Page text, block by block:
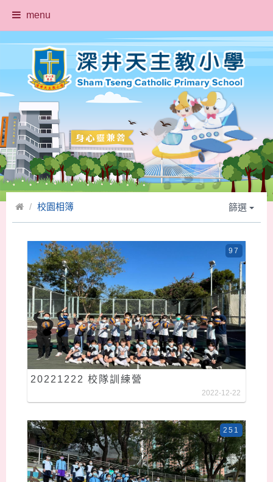
menu
校園相簿 篩選
20221222 校隊訓練營
97
2022-12-22
251